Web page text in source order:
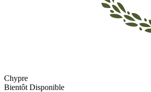
Chypre
Bientôt Disponible